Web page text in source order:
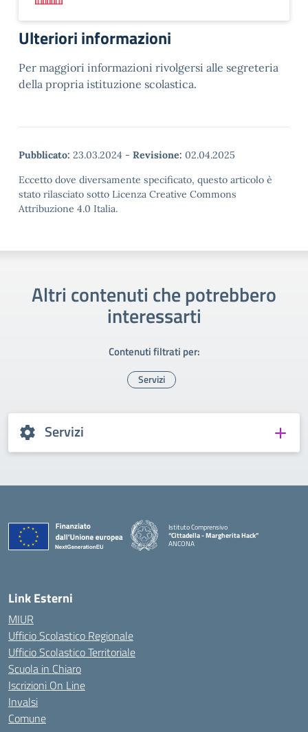
Ulteriori informazioni
Per maggiori informazioni rivolgersi alle segreteria
della propria istituzione scolastica.
Pubblicato: 23.03.2024 - Revisione: 02.04.2025
Eccetto dove diversamente specificato, questo articolo è
stato rilasciato sotto Licenza Creative Commons
Attribuzione 4.0 Italia.
Altri contenuti che potrebbero
interessarti
Contenuti filtrati per:
Servizi
Servizi
Istituto Comprensivo
“Cittadella - Margherita Hack”
ANCONA
Link Esterni
MIUR
Ufficio Scolastico Regionale
Ufficio Scolastico Territoriale
Scuola in Chiaro
Iscrizioni On Line
Invalsi
Comune